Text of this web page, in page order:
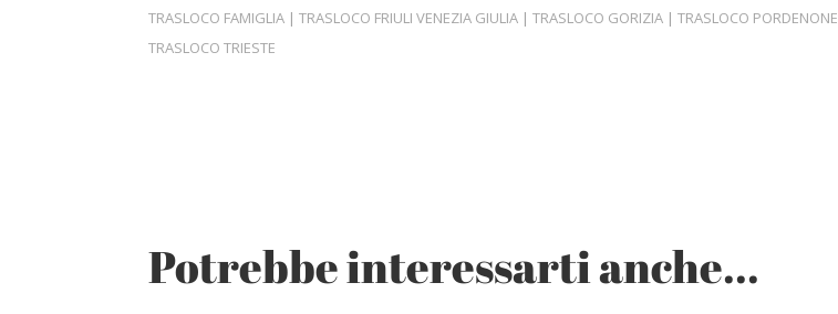
TRASLOCO FAMIGLIA |TRASLOCO FRIULI VENEZIA GIULIA |TRASLOCO GORIZIA |TRASLOCO PORDENONE
TRASLOCO TRIESTE
Potrebbe interessarti anche...